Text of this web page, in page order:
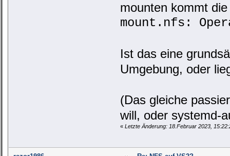
mounten kommt
mount.nfs:
Ist das eine
Umgebung, oder
(Das gleiche
will, oder systemd-
«Letzte Änderung: 18.Februar 2023,